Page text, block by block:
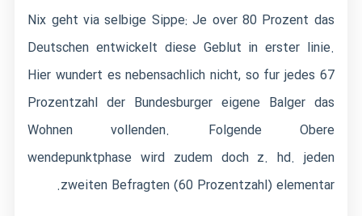
Nix geht via selbige Sippe: Je over 80 Prozent das
Deutschen entwickelt diese Geblut in erster linie.
Hier wundert es nebensachlich nicht, so fur jedes 67
Prozentzahl der Bundesburger eigene Balger das
Wohnen vollenden. Folgende Obere
wendepunktphase wird zudem doch z. hd. jeden
zweiten Befragten (60 Prozentzahl) elementar.